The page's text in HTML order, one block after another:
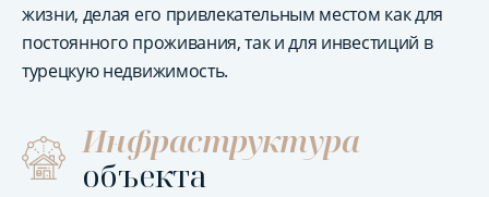
жизни, делая его привлекательным местом как для
постоянного проживания, так и для инвестиций в
турецкую недвижимость.
Инфраструктура
объекта